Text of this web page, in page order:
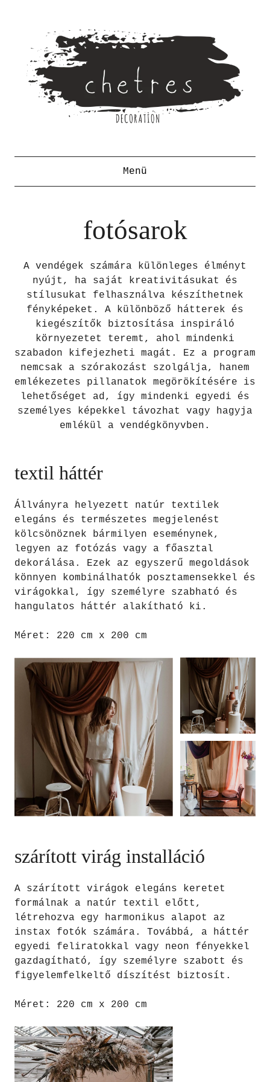
Menü
fotósarok
A vendégek számára különleges élményt
nyújt, ha saját kreativitásukat és
stílusukat felhasználva készíthetnek
fényképeket. A különböző hátterek és
kiegészítők biztosítása inspiráló
környezetet teremt, ahol mindenki
szabadon kifejezheti magát. Ez a program
nemcsak a szórakozást szolgálja, hanem
emlékezetes pillanatok megörökítésére is
lehetőséget ad, így mindenki egyedi és
személyes képekkel távozhat vagy hagyja
emlékül a vendégkönyvben.
textil háttér
Állványra helyezett natúr textilek
elegáns és természetes megjelenést
kölcsönöznek bármilyen eseménynek,
legyen az fotózás vagy a főasztal
dekorálása. Ezek az egyszerű megoldások
könnyen kombinálhatók posztamensekkel és
virágokkal, így személyre szabható és
hangulatos háttér alakítható ki.
Méret: 220 cm x 200 cm
szárított virág installáció
A szárított virágok elegáns keretet
formálnak a natúr textil előtt,
létrehozva egy harmonikus alapot az
instax fotók számára. Továbbá, a háttér
egyedi feliratokkal vagy neon fényekkel
gazdagítható, így személyre szabott és
figyelemfelkeltő díszítést biztosít.
Méret: 220 cm x 200 cm